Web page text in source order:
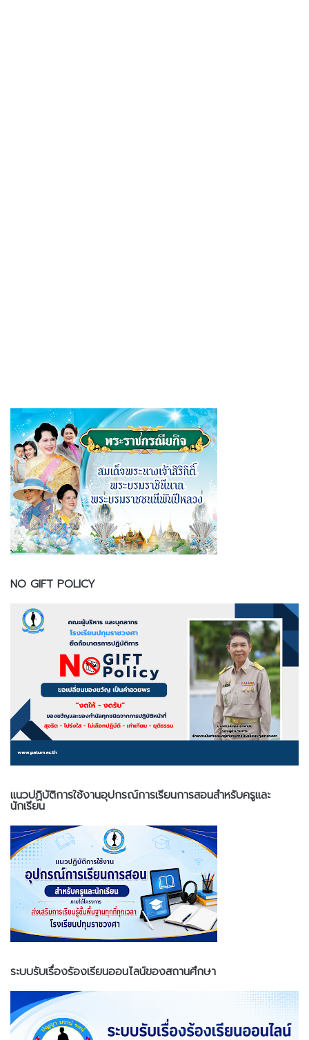
NO GIFT POLICY
แนวปฏิบัติการใช้งานอุปกรณ์การเรียนการสอนสำหรับครูและ
นักเรียน
ระบบรับเรื่องร้องเรียนออนไลน์ของสถานศึกษา